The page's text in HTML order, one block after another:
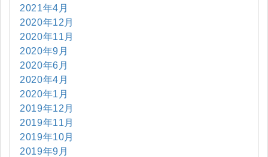
2021年4月
2020年12月
2020年11月
2020年9月
2020年6月
2020年4月
2020年1月
2019年12月
2019年11月
2019年10月
2019年9月